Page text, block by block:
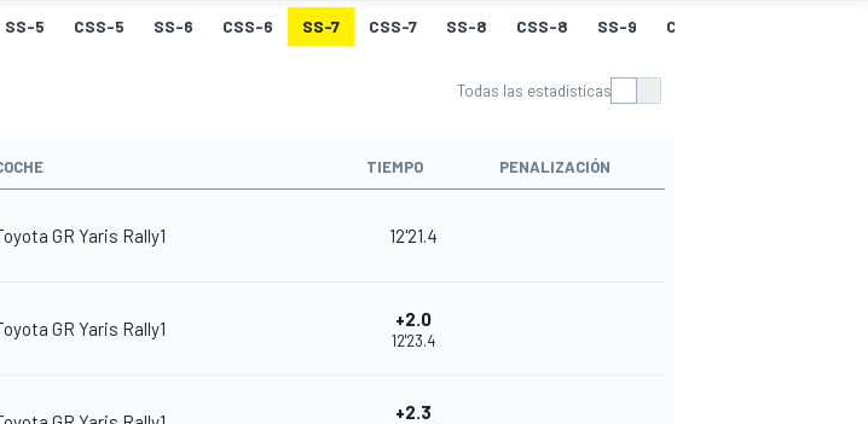
SS-5 CSS-5 SS-6 CSS-6 SS-7 CSS-7 SS-8 CSS-8 SS-9 CSS-9
Todas las estadísticas
TIEMPO PENALIZACIÓN
GR Yaris Rally1 12'21.4
GR Yaris Rally1 +2.0
12'23.4
+2.3